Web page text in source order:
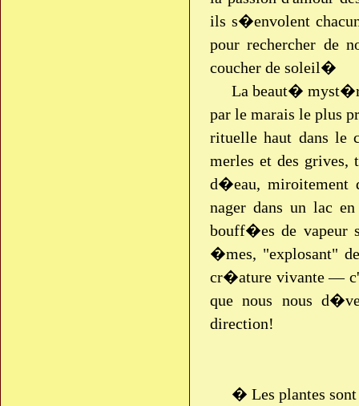
ils s�envolent
pour rechercher de
coucher de soleil�
La beaut�
par le marais le plus
rituelle haut dans le
merles et des grives,
d�eau, miroitement
nager dans un lac
bouff�es de vapeur
�mes, "explosant"
cr�ature vivante —
que nous nous
direction!
� Les plantes